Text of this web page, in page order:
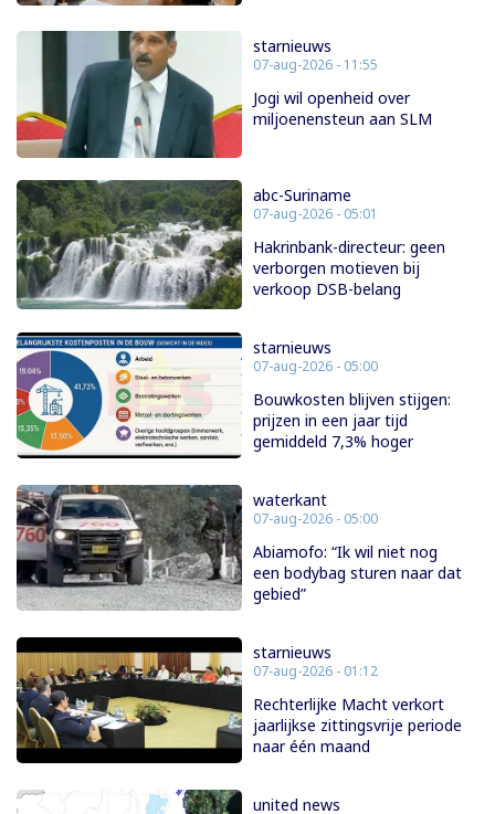
starnieuws
07-aug-2026 - 11:55
Jogi wil openheid over
miljoenensteun aan SLM
abc-Suriname
07-aug-2026 - 05:01
Hakrinbank-directeur: geen
verborgen motieven bij
verkoop DSB-belang
starnieuws
07-aug-2026 - 05:00
Bouwkosten blijven stijgen:
prijzen in een jaar tijd
gemiddeld 7,3% hoger
waterkant
07-aug-2026 - 05:00
Abiamofo: “Ik wil niet nog
een bodybag sturen naar dat
gebied”
starnieuws
07-aug-2026 - 01:12
Rechterlijke Macht verkort
jaarlijkse zittingsvrije periode
naar één maand
united news